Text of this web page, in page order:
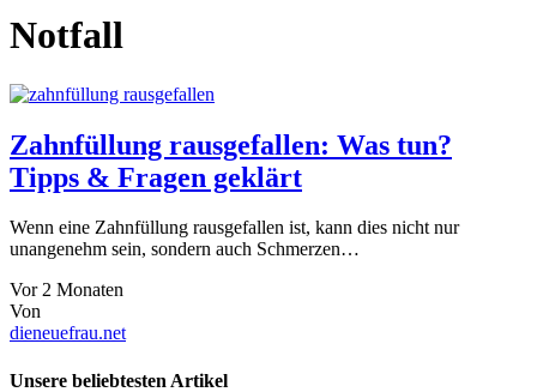
Notfall
Zahnfüllung rausgefallen: Was tun?
Tipps & Fragen geklärt
Wenn eine Zahnfüllung rausgefallen ist, kann dies nicht nur
unangenehm sein, sondern auch Schmerzen…
Vor 2 Monaten
Von
dieneuefrau.net
Unsere beliebtesten Artikel